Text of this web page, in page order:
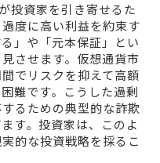
資家を引き寄せるた
度に高い利益を約束す
」や「元本保証」とい
させます。仮想通貨市
でリスクを抑えて高額
難です。こうした過剰
るための典型的な詐欺
す。投資家は、このよ
的な投資戦略を採るこ